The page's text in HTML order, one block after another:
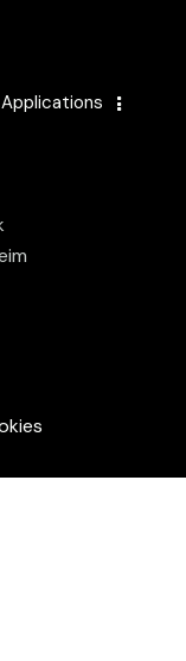
Applications